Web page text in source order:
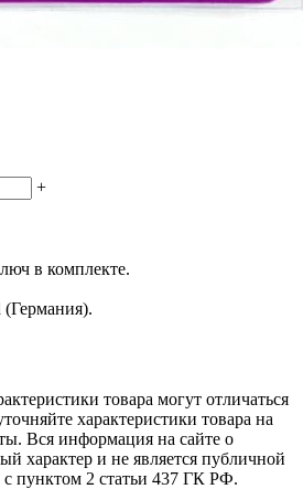
+
в комплекте.
(Германия).
товара могут отличаться
характеристики товара на
Вся информация на сайте о
характер и не является публичной
с пунктом 2 статьи 437 ГК РФ.